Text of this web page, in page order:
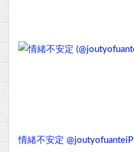
情緒不安定 @joutyofuanteiP